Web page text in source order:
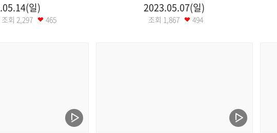
일)
회 2,297 465
2023.05.07(일)
조회 1,867 494